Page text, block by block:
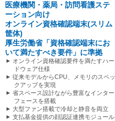
医療機関・薬局・訪問看護ステ
ーション向け
オンライン資格確認端末(スリム
筐体)
厚生労働省「資格確認端末にお
いて満たすべき要件」に準拠
オンライン資格確認要件を満たすハー
ドウェア仕様
従来モデルからCPU、メモリのスペッ
クアップを実現
省スペース設計ながら豊富なインター
フェースを搭載
大型ファン搭載で冷却と静音を両立
支払基金提供の顔認証連携モジュール